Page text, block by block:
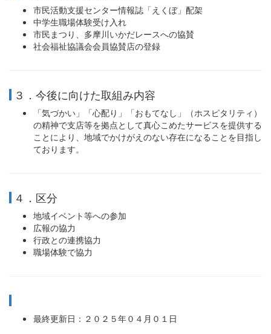
市民活動支援センター情報誌「えくぼ」配架
中学生職場体験受け入れ
市民まつり、多摩川いかだレースへの協賛
社会福祉協議会会員協賛店の登録
３．今後に向けた取組み内容
「気づかい」「心配り」「おもてなし」（ホスピタリティ）
の精神で支店等を拠点として真心こめたサービスを提供する
ことにより、地域でかけがえのない存在になることを目指し
ております。
４．区分
地域イベント等への参加
広報の協力
行政との連携協力
職場体験で協力
最終更新日：２０２５年０４月０１日